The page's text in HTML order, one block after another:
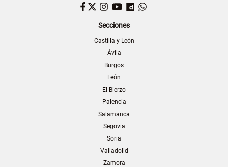
Facebook
TwitterInstagram
YouTubeDailymotion
Secciones
Castilla y León
Ávila
Burgos
León
El Bierzo
Palencia
Salamanca
Segovia
Soria
Valladolid
Zamora